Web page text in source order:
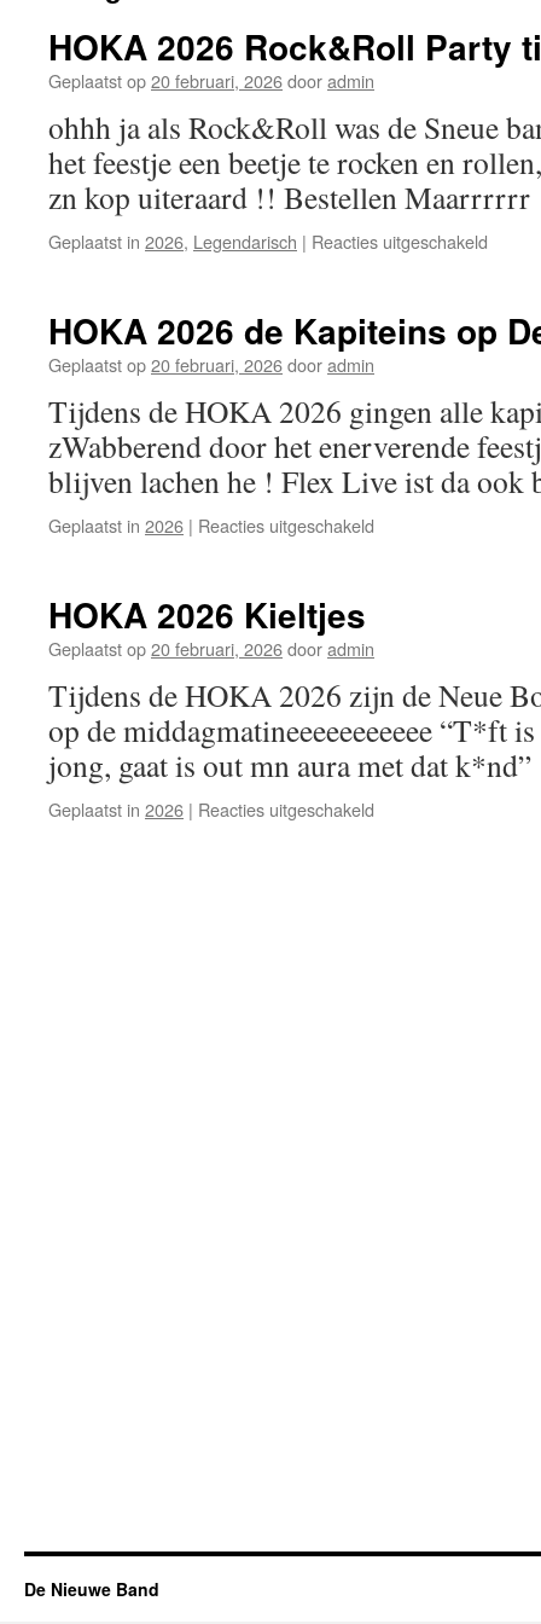
HOKA 2026 Rock&Roll Party
Geplaatst op20 februari, 2026dooradmin
ohhh ja als Rock&Roll was de Sneue
het feestje een beetje te rocken en
zn kop uiteraard !! Bestellen Maarrrrrr
Geplaatst in 2026, Legendarisch | Reacties uitgeschakeld
Party
HOKA 2026 de Kapiteins op
Geplaatst op20 februari, 2026dooradmin
Tijdens de HOKA 2026 gingen alle
zWabberend door het enerverende
blijven lachen he ! Flex Live ist da ook
Geplaatst in 2026 | Reacties uitgeschakeld
HOKA 2026 Kieltjes
Geplaatst op20 februari, 2026dooradmin
Tijdens de HOKA 2026 zijn de Neue
op de middagmatineeeeeeeeeee “T*ft
jong, gaat is out mn aura met dat k*nd”
Geplaatst in 2026 | Reacties uitgeschakeld
De Nieuwe Band